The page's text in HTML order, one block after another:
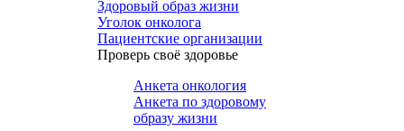
Здоровый образ жизни
Уголок онколога
Пациентские организации
Проверь своё здоровье
Анкета онкология
Анкета по здоровому
образу жизни